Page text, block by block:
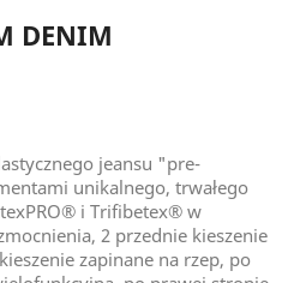
DENIM
jeansu "pre-
unikalnego, trwałego
i Trifibetex® w
2 przednie kieszenie
zapinane na rzep, po